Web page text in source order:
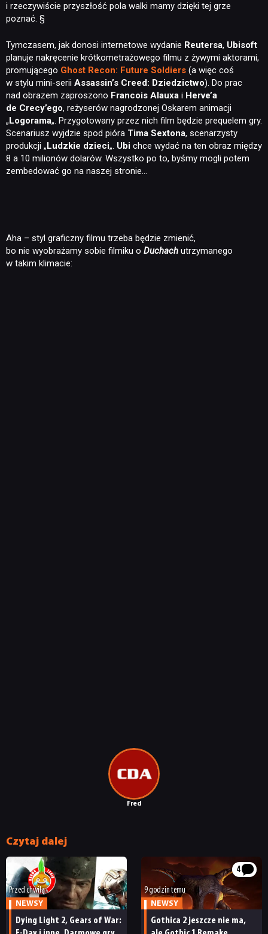
Fred
i rzeczywiście przyszłość pola walki mamy dzięki tej grze
poznać. §
Tymczasem, jak donosi internetowe wydanie Reutersa, Ubisoft
planuje nakręcenie krótkometrażowego filmu z żywymi aktorami,
promującego Ghost Recon: Future Soldiers (a więc coś
w stylu mini-serii Assassin’s Creed: Dziedzictwo). Do prac
nad obrazem zaproszono Francois Alauxa i Herve’a
de Crecy’ego, reżyserów nagrodzonej Oskarem animacji
„Logorama„. Przygotowany przez nich film będzie prequelem gry.
Scenariusz wyjdzie spod pióra Tima Sextona, scenarzysty
produkcji „Ludzkie dzieci„. Ubi chce wydać na ten obraz między
8 a 10 milionów dolarów. Wszystko po to, byśmy mogli potem
zembedować go na naszej stronie…
Aha – styl graficzny filmu trzeba będzie zmienić,
bo nie wyobrażamy sobie filmiku o Duchach utrzymanego
w takim klimacie:
Czytaj dalej
Przed chwilą
NEWSY
Dying Light 2, Gears of War:
4
9 godzin temu
NEWSY
Gothica 2 jeszcze nie ma,